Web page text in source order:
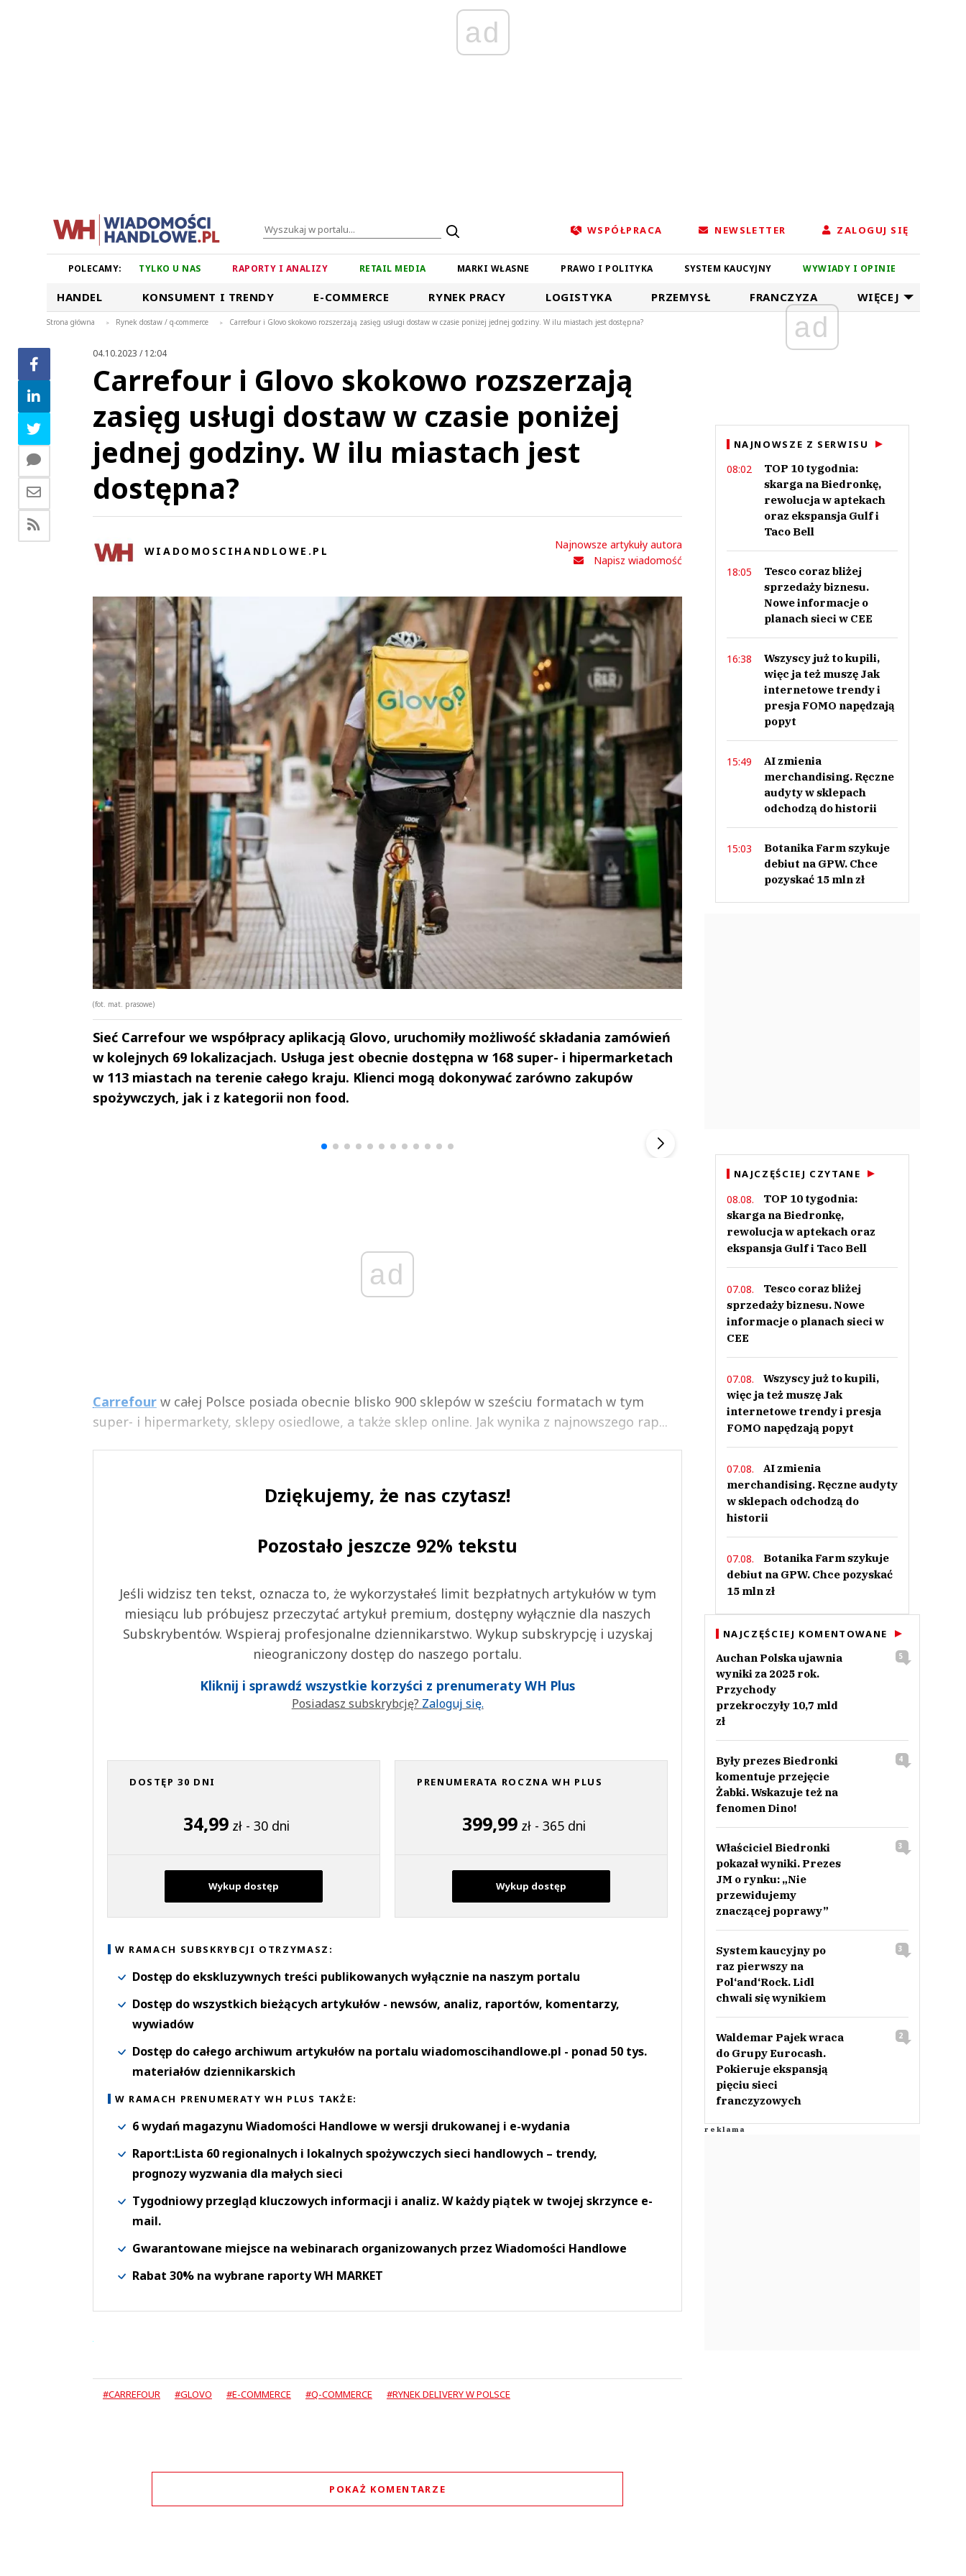
ad
WSPÓŁPRACA NEWSLETTER ZALOGUJ SIĘ
POLECAMY: TYLKO U NAS RAPORTY I ANALIZY RETAIL MEDIA MARKI WŁASNE PRAWO I POLITYKA SYSTEM KAUCYJNY WYWIADY I OPINIE
HANDEL KONSUMENT I TRENDY E-COMMERCE RYNEK PRACY LOGISTYKA PRZEMYSŁ FRANCZYZA WIĘCEJ
Strona główna > Rynek dostaw / q-commerce > Carrefour i Glovo skokowo rozszerzają zasięg usługi dostaw w czasie poniżej jednej godziny. W ilu miastach jest dostępna?
04.10.2023 / 12:04
Carrefour i Glovo skokowo rozszerzają
zasięg usługi dostaw w czasie poniżej
jednej godziny. W ilu miastach jest
dostępna?
WIADOMOSCIHANDLOWE.PL
Najnowsze artykuły autora
Napisz wiadomość
(fot. mat. prasowe)
Sieć Carrefour we współpracy aplikacją Glovo, uruchomiły możliwość składania zamówień
w kolejnych 69 lokalizacjach. Usługa jest obecnie dostępna w 168 super- i hipermarketach
w 113 miastach na terenie całego kraju. Klienci mogą dokonywać zarówno zakupów
spożywczych, jak i z kategorii non food.
ad
Carrefourw całej Polsce posiada obecnie blisko 900 sklepów w sześciu formatach w tym
super- i hipermarkety, sklepy osiedlowe, a także sklep online. Jak wynika z najnowszego rap...
Dziękujemy, że nas czytasz!
Pozostało jeszcze 92% tekstu
Jeśli widzisz ten tekst, oznacza to, że wykorzystałeś limit bezpłatnych artykułów w tym
miesiącu lub próbujesz przeczytać artykuł premium, dostępny wyłącznie dla naszych
Subskrybentów. Wspieraj profesjonalne dziennikarstwo. Wykup subskrypcję i uzyskaj
nieograniczony dostęp do naszego portalu.
Kliknij i sprawdź wszystkie korzyści z prenumeraty WH Plus
Posiadasz subskrybcję? Zaloguj się.
DOSTĘP 30 DNI
34,99 zł - 30 dni
Wykup dostęp
PRENUMERATA ROCZNA WH PLUS
399,99 zł - 365 dni
Wykup dostęp
W RAMACH SUBSKRYBCJI OTRZYMASZ:
Dostęp do ekskluzywnych treści publikowanych wyłącznie na naszym portalu
Dostęp do wszystkich bieżących artykułów - newsów, analiz, raportów, komentarzy,
wywiadów
Dostęp do całego archiwum artykułów na portalu wiadomoscihandlowe.pl - ponad 50 tys.
materiałów dziennikarskich
W RAMACH PRENUMERATY WH PLUS TAKŻE:
6 wydań magazynu Wiadomości Handlowe w wersji drukowanej i e-wydania
Raport:Lista 60 regionalnych i lokalnych spożywczych sieci handlowych – trendy,
prognozy wyzwania dla małych sieci
Tygodniowy przegląd kluczowych informacji i analiz. W każdy piątek w twojej skrzynce e-
mail.
Gwarantowane miejsce na webinarach organizowanych przez Wiadomości Handlowe
Rabat 30% na wybrane raporty WH MARKET
#CARREFOUR #GLOVO #E-COMMERCE #Q-COMMERCE #RYNEK DELIVERY W POLSCE
POKAŻ KOMENTARZE
Andrzej i Marta
Marta i Andrzej
ad
NAJNOWSZE Z SERWISU
08:02
TOP 10 tygodnia:
skarga na Biedronkę,
rewolucja w aptekach
oraz ekspansja Gulf i
Taco Bell
18:05
Tesco coraz bliżej
sprzedaży biznesu.
Nowe informacje o
planach sieci w CEE
16:38
Wszyscy już to kupili,
więc ja też muszę Jak
internetowe trendy i
presja FOMO napędzają
popyt
15:49
AI zmienia
merchandising. Ręczne
audyty w sklepach
odchodzą do historii
15:03
Botanika Farm szykuje
debiut na GPW. Chce
pozyskać 15 mln zł
NAJCZĘŚCIEJ CZYTANE
08.08.
TOP 10 tygodnia:
skarga na Biedronkę,
rewolucja w aptekach oraz
ekspansja Gulf i Taco Bell
07.08.
Tesco coraz bliżej
sprzedaży biznesu. Nowe
informacje o planach sieci w
CEE
07.08.
Wszyscy już to kupili,
więc ja też muszę Jak
internetowe trendy i presja
FOMO napędzają popyt
07.08.
AI zmienia
merchandising. Ręczne audyty
w sklepach odchodzą do
historii
07.08.
Botanika Farm szykuje
debiut na GPW. Chce pozyskać
15 mln zł
NAJCZĘŚCIEJ KOMENTOWANE
Auchan Polska ujawnia
wyniki za 2025 rok.
Przychody
przekroczyły 10,7 mld
zł
5
Były prezes Biedronki
komentuje przejęcie
Żabki. Wskazuje też na
fenomen Dino!
4
Właściciel Biedronki
pokazał wyniki. Prezes
JM o rynku: „Nie
przewidujemy
znaczącej poprawy”
3
System kaucyjny po
raz pierwszy na
Pol‘and‘Rock. Lidl
chwali się wynikiem
3
Waldemar Pajek wraca
do Grupy Eurocash.
Pokieruje ekspansją
pięciu sieci
franczyzowych
2